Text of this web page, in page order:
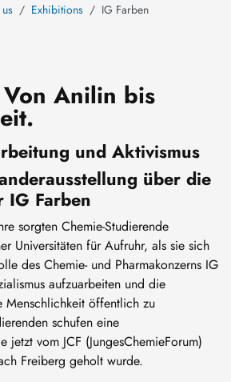
Exhibitions IG Farben
Anilin bis
und Aktivismus
über die
IG Farben
sorgten Chemie-Studierende
Universitäten für Aufruhr, als sie sich
des Chemie- und Pharmakonzerns IG
aufzuarbeiten und die
Menschlichkeit öffentlich zu
schufen eine
jetzt vom JCF (JungesChemieForum)
Freiberg geholt wurde.